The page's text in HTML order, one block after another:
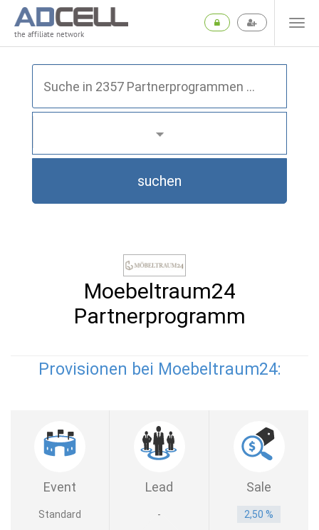
the affiliate network
suchen
Moebeltraum24
Partnerprogramm
Provisionen bei Moebeltraum24:
Event Lead Sale
Standard - 2,50 %